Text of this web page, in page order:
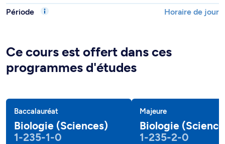
Période
Horaire de jour
Ce cours est offert dans ces
programmes d'études
Baccalauréat
Biologie (Sciences)
1-235-1-0
Majeure
Biologie
1-235-2-0